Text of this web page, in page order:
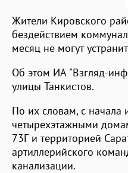
Жители Кировского
бездействием
месяц не могут
Об этом ИА "Взгляд-
улицы Танкистов.
По их словам, с
четырехэтажными
73Г и территорией
артиллерийского
канализации.